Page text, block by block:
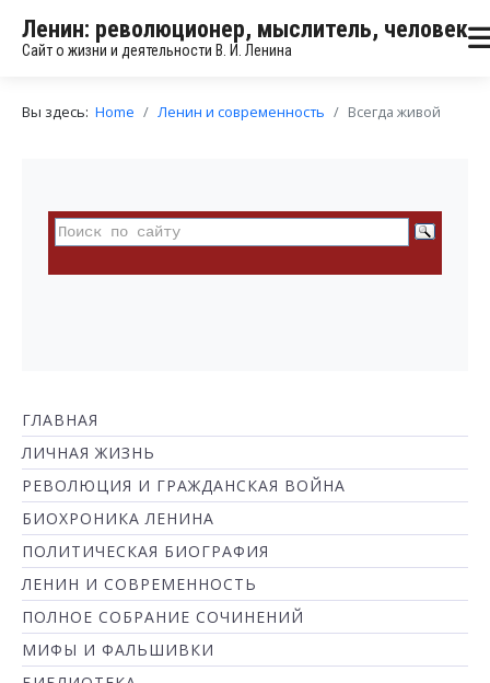
Ленин: революционер, мыслитель, человек
Сайт о жизни и деятельности В. И. Ленина
Вы здесь: Home Ленин и современность Всегда живой
ГЛАВНАЯ
ЛИЧНАЯ ЖИЗНЬ
РЕВОЛЮЦИЯ И ГРАЖДАНСКАЯ ВОЙНА
БИОХРОНИКА ЛЕНИНА
ПОЛИТИЧЕСКАЯ БИОГРАФИЯ
ЛЕНИН И СОВРЕМЕННОСТЬ
ПОЛНОЕ СОБРАНИЕ СОЧИНЕНИЙ
МИФЫ И ФАЛЬШИВКИ